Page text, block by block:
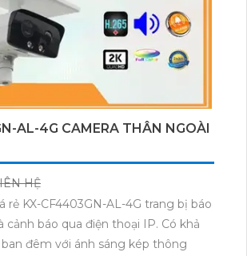
AL-4G CAMERA THÂN NGOÀI
HỆ
rẻ KX-CF4403GN-AL-4G trang bị báo
cảnh báo qua điện thoại IP. Có khả
đêm với ánh sáng kép thông